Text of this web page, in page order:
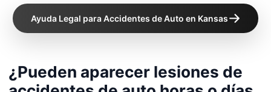
Ayuda Legal para Accidentes de Auto en Kansas
¿Pueden aparecer lesiones de